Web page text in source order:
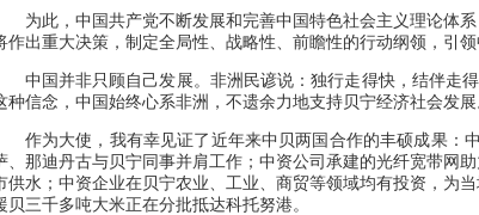
为此，中国共产党不断发展和完善中国特色社会主义理论体
作出重大决策，制定全局性、战略性、前瞻性的行动纲领，引领
中国并非只顾自己发展。非洲民谚说：独行走得快，结伴走
种信念，中国始终心系非洲，不遗余力地支持贝宁经济社会发展
作为大使，我有幸见证了近年来中贝两国合作的丰硕成果：
、那迪丹古与贝宁同事并肩工作；中资公司承建的光纤宽带网
供水；中资企业在贝宁农业、工业、商贸等领域均有投资，为
贝三千多吨大米正在分批抵达科托努港。